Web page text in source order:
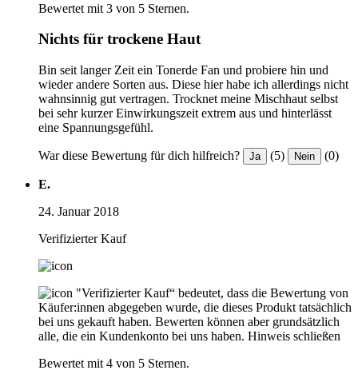
Bewertet mit 3 von 5 Sternen.
Nichts für trockene Haut
Bin seit langer Zeit ein Tonerde Fan und probiere hin und
wieder andere Sorten aus. Diese hier habe ich allerdings nicht
wahnsinnig gut vertragen. Trocknet meine Mischhaut selbst
bei sehr kurzer Einwirkungszeit extrem aus und hinterlässt
eine Spannungsgefühl.
War diese Bewertung für dich hilfreich? Ja (5) Nein (0)
E.
24. Januar 2018
Verifizierter Kauf
"Verifizierter Kauf“ bedeutet, dass die Bewertung von
Käufer:innen abgegeben wurde, die dieses Produkt tatsächlich
bei uns gekauft haben. Bewerten können aber grundsätzlich
alle, die ein Kundenkonto bei uns haben. Hinweis schließen
Bewertet mit 4 von 5 Sternen.